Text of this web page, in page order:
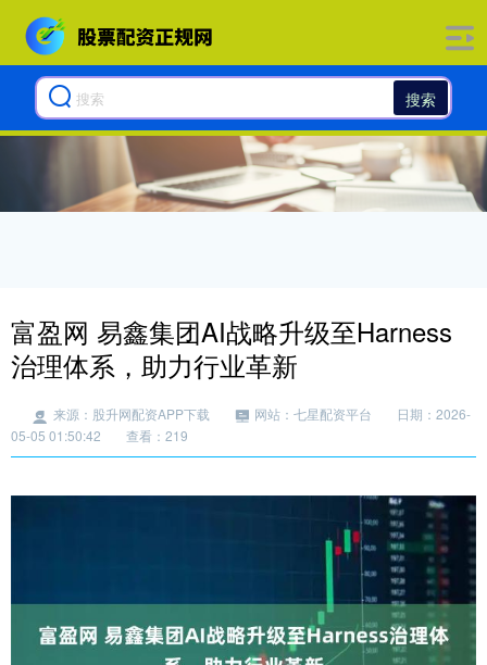
搜索
富盈网 易鑫集团AI战略升级至Harness
治理体系，助力行业革新
来源：股升网配资APP下载 网站：七星配资平台
日期：2026-
05-05 01:50:42
查看：219